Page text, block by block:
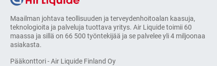
Maailman johtava teollisuuden ja terveydenhoitoalan kaasuja,
teknologioita ja palveluja tuottava yritys. Air Liquide toimii 60
maassa ja sillä on 66 500 työntekijää ja se palvelee yli 4 miljoonaa
asiakasta.
Pääkonttori - Air Liquide Finland Oy